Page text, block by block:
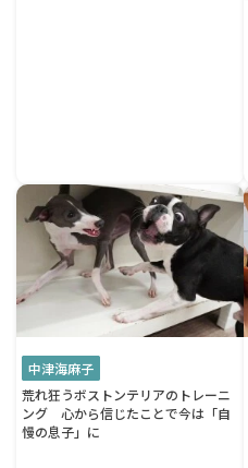
中津海麻子
荒れ狂うボストンテリアのトレーニ
ング 心から信じたことで今は「自
慢の息子」に